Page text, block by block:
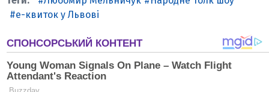
е-квиток у Львові